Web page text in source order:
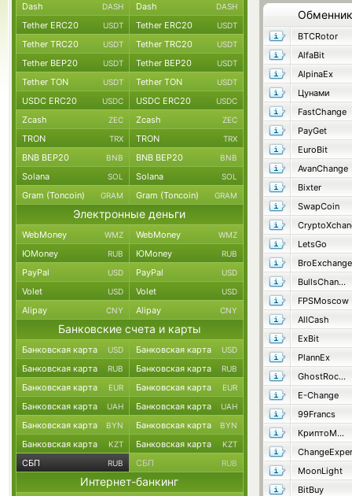
Обменник
BTCRotor
AlfaBit
AlpinaEx
Цунами
FastChange
PayGet
EuroBit
AvanChange
Bixter
SwapCoin
LetsGo
BroExchange
BullsChange
FPSMoscow
AllCash
ExBit
PlannEx
GhostRocket
E-Change
99Francs
КриптоМенялка
MoonLight
BitBuy
Dash DASH Dash DASH
Tether ERC20 USDT Tether ERC20 USDT
Tether TRC20 USDT Tether TRC20 USDT
Tether BEP20 USDT Tether BEP20 USDT
Tether TON USDT Tether TON USDT
USDC ERC20 USDC USDC ERC20 USDC
Zcash ZEC Zcash ZEC
TRON TRX TRON TRX
BNB BEP20 BNB BNB BEP20 BNB
Solana SOL Solana SOL
Gram (Toncoin) GRAM Gram (Toncoin) GRAM
Электронные деньги
WebMoney WMZ WebMoney WMZ
ЮMoney RUB ЮMoney RUB
PayPal USD PayPal USD
Volet USD Volet USD
Alipay CNY Alipay CNY
Банковские счета и карты
Банковская карта USD Банковская карта USD
Банковская карта RUB Банковская карта RUB
Банковская карта EUR Банковская карта EUR
Банковская карта UAH Банковская карта UAH
Банковская карта BYN Банковская карта BYN
Банковская карта KZT Банковская карта KZT
СБП RUB СБП RUB
Интернет-банкинг